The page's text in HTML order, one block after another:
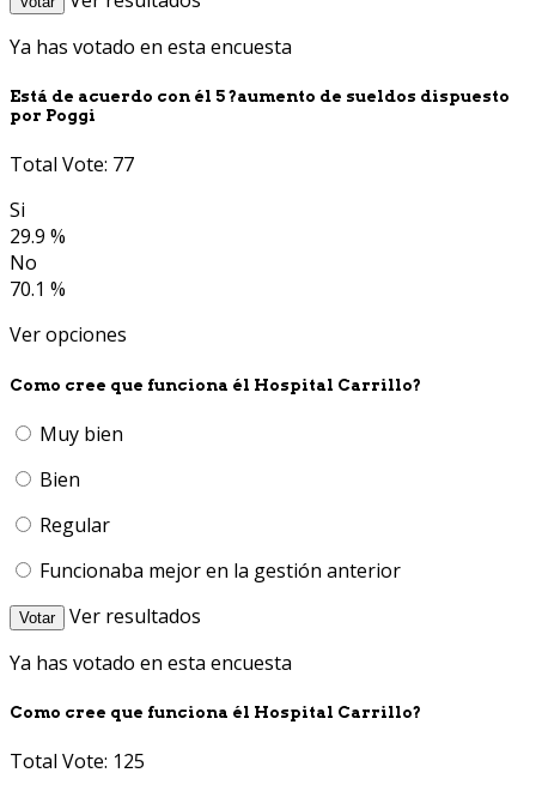
Ya has votado en esta encuesta
Está de acuerdo con él 5 ?aumento de sueldos dispuesto
por Poggi
Total Vote: 77
Si
29.9 %
No
70.1 %
Ver opciones
Como cree que funciona él Hospital Carrillo?
Muy bien
Bien
Regular
Funcionaba mejor en la gestión anterior
Votar
Ver resultados
Ya has votado en esta encuesta
Como cree que funciona él Hospital Carrillo?
Total Vote: 125